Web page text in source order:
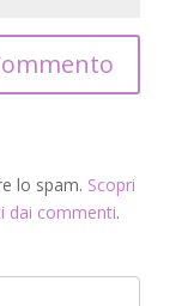
lo spam. Scopri
dai commenti.